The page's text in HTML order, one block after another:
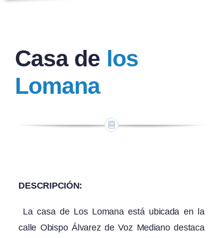
Casa de los
Lomana
DESCRIPCIÓN:
La casa de Los Lomana está ubicada en la
calle Obispo Álvarez de Voz Mediano destaca